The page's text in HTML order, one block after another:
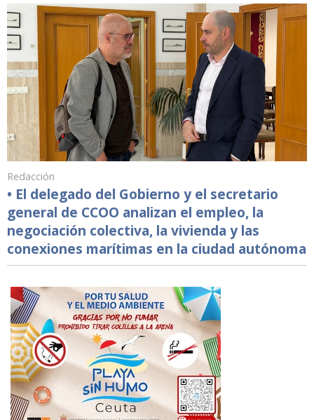
Redacción
• El delegado del Gobierno y el secretario
general de CCOO analizan el empleo, la
negociación colectiva, la vivienda y las
conexiones marítimas en la ciudad autónoma